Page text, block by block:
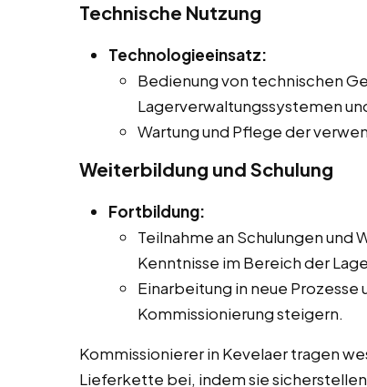
Technische Nutzung
Technologieeinsatz:
Bedienung von technischen
Lagerverwaltungssystemen
Wartung und Pflege der
Weiterbildung und Schulung
Fortbildung:
Teilnahme an Schulungen
Kenntnisse im Bereich der
Einarbeitung in neue
Kommissionierung steigern.
Kommissionierer in Kevelaer tragen
Lieferkette bei, indem sie